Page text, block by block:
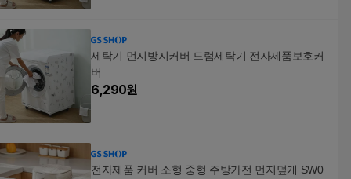
세탁기 먼지방지커버 드럼세탁기 전자제품보호커
버
6,290원
전자제품 커버 소형 중형 주방가전 먼지덮개 SW0